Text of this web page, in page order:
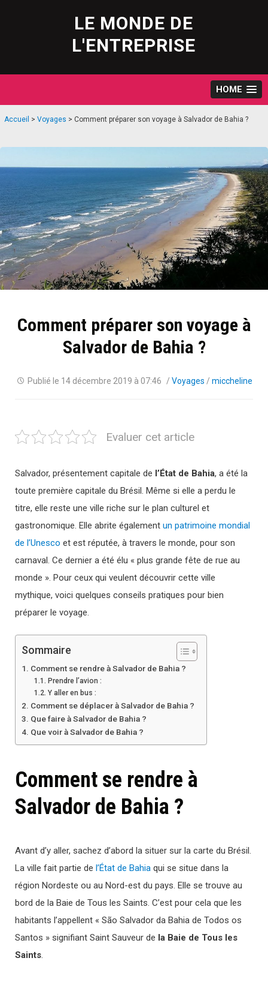
content
LE MONDE DE
L'ENTREPRISE
HOME
Accueil > Voyages > Comment préparer son voyage à Salvador de Bahia ?
Comment préparer son voyage à
Salvador de Bahia ?
Publié le 14 décembre 2019 à 07:46 / Voyages / miccheline
Evaluer cet article
Salvador, présentement capitale de l’État de Bahia, a été la
toute première capitale du Brésil. Même si elle a perdu le
titre, elle reste une ville riche sur le plan culturel et
gastronomique. Elle abrite également un patrimoine mondial
de l’Unesco et est réputée, à travers le monde, pour son
carnaval. Ce dernier a été élu « plus grande fête de rue au
monde ». Pour ceux qui veulent découvrir cette ville
mythique, voici quelques conseils pratiques pour bien
préparer le voyage.
Sommaire
Comment se rendre à Salvador de Bahia ?
Prendre l’avion :
Y aller en bus :
Comment se déplacer à Salvador de Bahia ?
Que faire à Salvador de Bahia ?
Que voir à Salvador de Bahia ?
Comment se rendre à
Salvador de Bahia ?
Avant d’y aller, sachez d’abord la situer sur la carte du Brésil.
La ville fait partie de l’État de Bahia qui se situe dans la
région Nordeste ou au Nord-est du pays. Elle se trouve au
bord de la Baie de Tous les Saints. C’est pour cela que les
habitants l’appellent « São Salvador da Bahia de Todos os
Santos » signifiant Saint Sauveur de la Baie de Tous les
Saints.